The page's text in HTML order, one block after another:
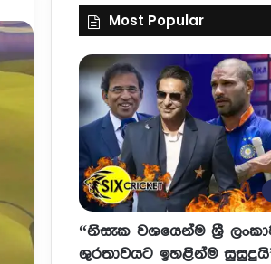
Most Popular
“නිසැක වශයෙන්ම ශ්‍රී
ශුරතාවයට ඉහළින්ම